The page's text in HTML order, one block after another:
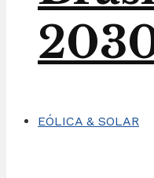
EÓLICA & SOLAR